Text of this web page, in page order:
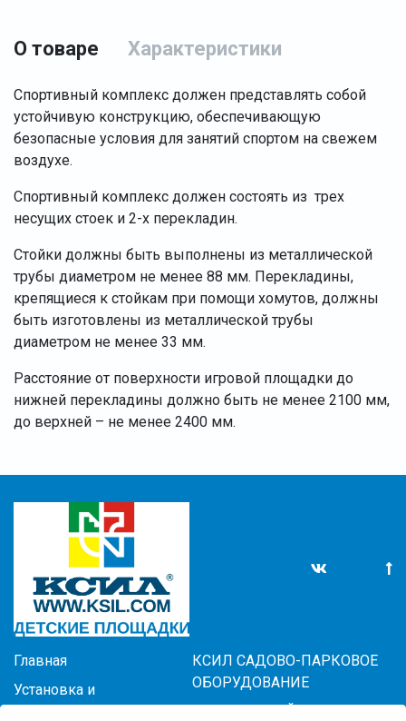
О товаре Характеристики
Спортивный комплекс должен представлять собой
устойчивую конструкцию, обеспечивающую
безопасные условия для занятий спортом на свежем
воздухе.
Спортивный комплекс должен состоять из трех
несущих стоек и 2-х перекладин.
Стойки должны быть выполнены из металлической
трубы диаметром не менее 88 мм. Перекладины,
крепящиеся к стойкам при помощи хомутов, должны
быть изготовлены из металлической трубы
диаметром не менее 33 мм.
Расстояние от поверхности игровой площадки до
нижней перекладины должно быть не менее 2100 мм,
до верхней – не менее 2400 мм.
Главная
Установка и
КСИЛ САДОВО-ПАРКОВОЕ
ОБОРУДОВАНИЕ